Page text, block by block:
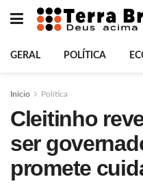
GERAL POLÍTICA
Início Política
Cleitinho
ser
promete